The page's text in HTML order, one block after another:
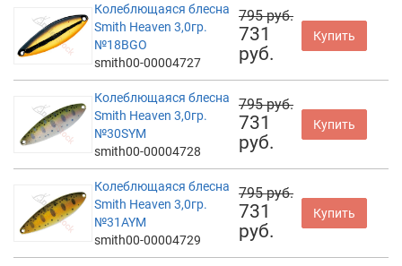
Колеблющаяся блесна
Smith Heaven 3,0гр.
№18BGO
smith00-00004727
795 руб.
731
руб.
Купить
Колеблющаяся блесна
Smith Heaven 3,0гр.
№30SYM
smith00-00004728
795 руб.
731
руб.
Купить
Колеблющаяся блесна
Smith Heaven 3,0гр.
№31AYM
smith00-00004729
795 руб.
731
руб.
Купить